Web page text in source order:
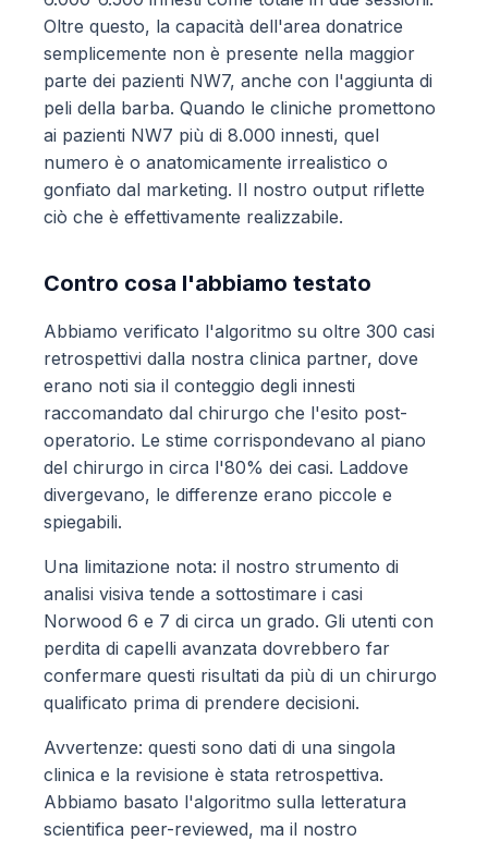
Oltre questo, la capacità dell'area donatrice
semplicemente non è presente nella maggior
parte dei pazienti NW7, anche con l'aggiunta di
peli della barba. Quando le cliniche promettono
ai pazienti NW7 più di 8.000 innesti, quel
numero è o anatomicamente irrealistico o
gonfiato dal marketing. Il nostro output riflette
ciò che è effettivamente realizzabile.
Contro cosa l'abbiamo testato
Abbiamo verificato l'algoritmo su oltre 300 casi
retrospettivi dalla nostra clinica partner, dove
erano noti sia il conteggio degli innesti
raccomandato dal chirurgo che l'esito post-
operatorio. Le stime corrispondevano al piano
del chirurgo in circa l'80% dei casi. Laddove
divergevano, le differenze erano piccole e
spiegabili.
Una limitazione nota: il nostro strumento di
analisi visiva tende a sottostimare i casi
Norwood 6 e 7 di circa un grado. Gli utenti con
perdita di capelli avanzata dovrebbero far
confermare questi risultati da più di un chirurgo
qualificato prima di prendere decisioni.
Avvertenze: questi sono dati di una singola
clinica e la revisione è stata retrospettiva.
Abbiamo basato l'algoritmo sulla letteratura
scientifica peer-reviewed, ma il nostro